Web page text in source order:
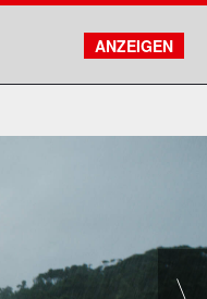
FILMSUCHE
KONTO
ANZEIGEN